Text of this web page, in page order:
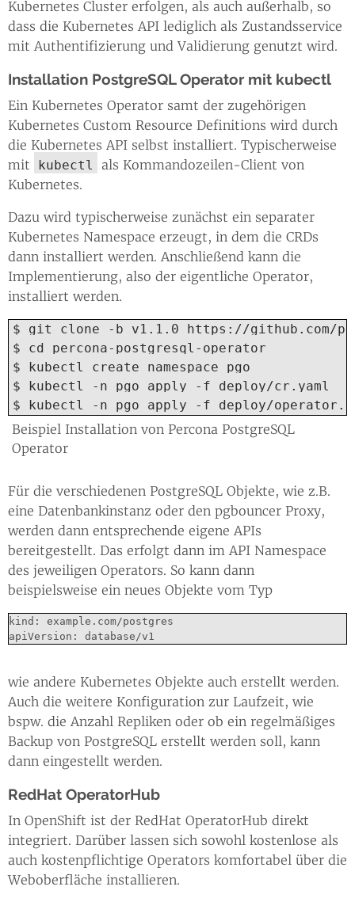
Kubernetes Cluster erfolgen, als auch außerhalb, so
dass die Kubernetes API lediglich als Zustandsservice
mit Authentifizierung und Validierung genutzt wird.
Installation PostgreSQL Operator mit kubectl
Ein Kubernetes Operator samt der zugehörigen
Kubernetes Custom Resource Definitions wird durch
die Kubernetes API selbst installiert. Typischerweise
mit
kubectl
als Kommandozeilen-Client von
Kubernetes.
Dazu wird typischerweise zunächst ein separater
Kubernetes Namespace erzeugt, in dem die CRDs
dann installiert werden. Anschließend kann die
Implementierung, also der eigentliche Operator,
installiert werden.
Beispiel Installation von Percona PostgreSQL
Operator
$ git clone -b v1.1.0 https://github.com/
$ cd percona-postgresql-operator
$ kubectl create namespace pgo
$ kubectl -n pgo apply -f deploy/cr.yaml
$ kubectl -n pgo apply -f deploy/
Für die verschiedenen PostgreSQL Objekte, wie z.B.
eine Datenbankinstanz oder den pgbouncer Proxy,
werden dann entsprechende eigene APIs
bereitgestellt. Das erfolgt dann im API Namespace
des jeweiligen Operators. So kann dann
beispielsweise ein neues Objekte vom Typ
kind: example.com/postgres
apiVersion: database/v1
wie andere Kubernetes Objekte auch erstellt werden.
Auch die weitere Konfiguration zur Laufzeit, wie
bspw. die Anzahl Repliken oder ob ein regelmäßiges
Backup von PostgreSQL erstellt werden soll, kann
dann eingestellt werden.
RedHat OperatorHub
In OpenShift ist der RedHat OperatorHub direkt
integriert. Darüber lassen sich sowohl kostenlose als
auch kostenpflichtige Operators komfortabel über die
Weboberfläche installieren.